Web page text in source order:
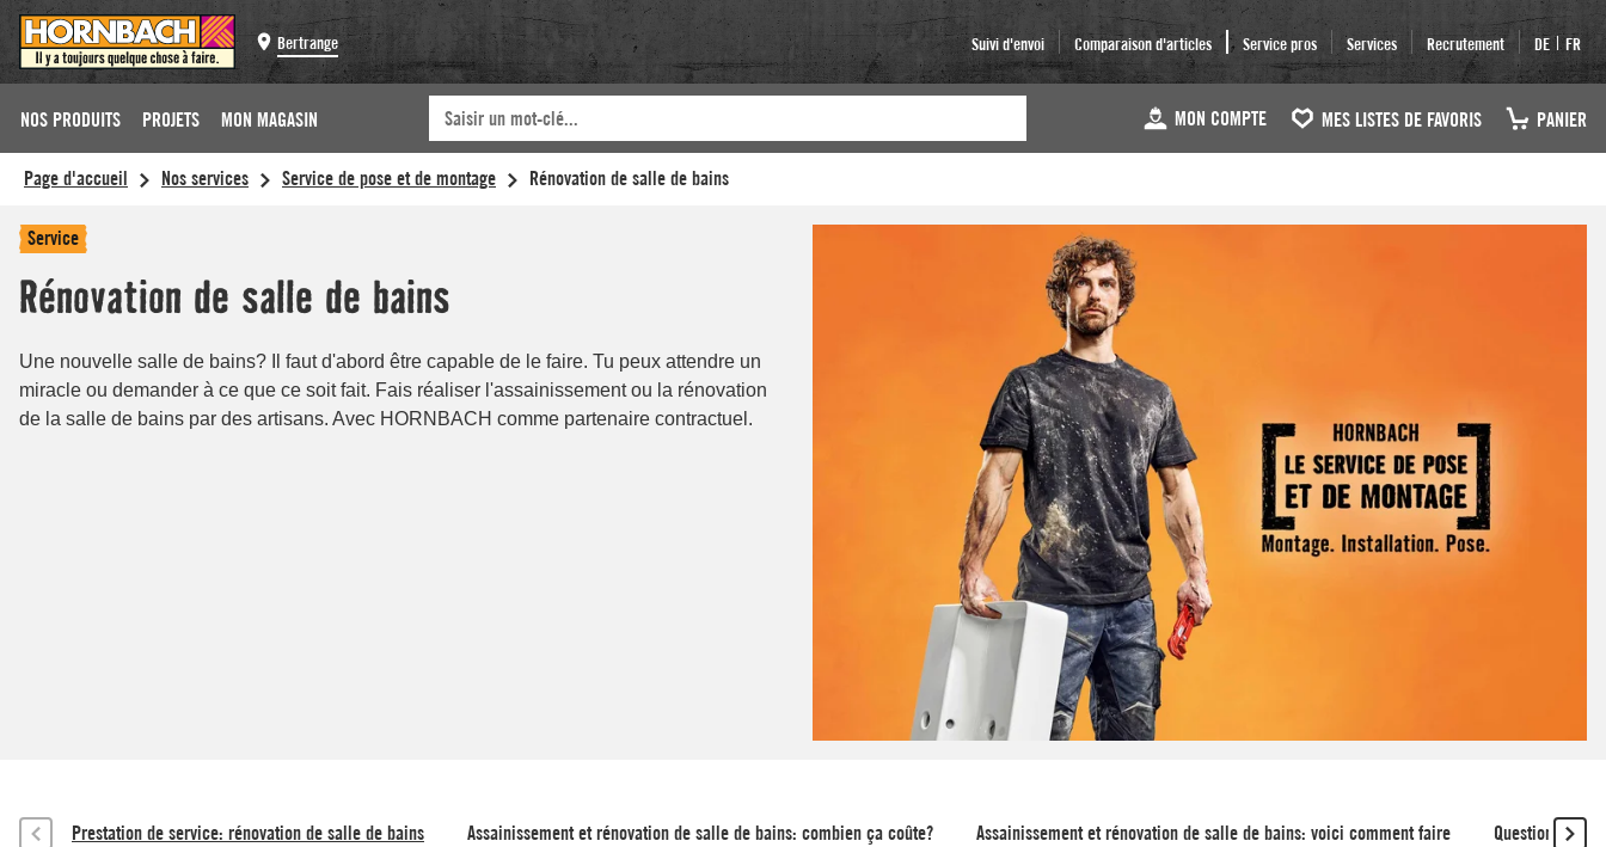
Bertrange Suivi d'envoi Comparaison d'articles Service pros Services Recrutement DE FR
NOS PRODUITS PROJETS MON MAGASIN MON COMPTE MES LISTES DE FAVORIS PANIER